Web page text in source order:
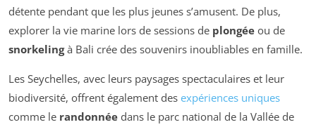
détente pendant que les plus jeunes s’amusent. De plus,
explorer la vie marine lors de sessions de plongée ou de
snorkelingà Bali crée des souvenirs inoubliables en famille.
Les Seychelles, avec leurs paysages spectaculaires et leur
biodiversité, offrent également des expériences uniques
comme le randonnée dans le parc national de la Vallée de